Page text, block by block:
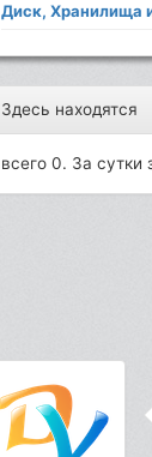
Диск, Хранилища
Здесь находятся
всего 0. За сутки